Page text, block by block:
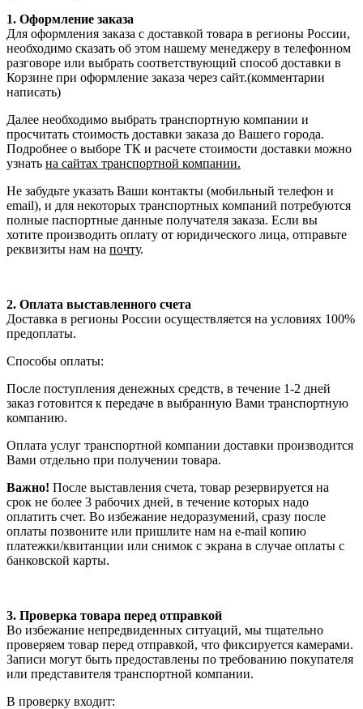
1. Оформление заказа
Для оформления заказа с доставкой товара в регионы России,
необходимо сказать об этом нашему менеджеру в телефонном
разговоре или выбрать соответствующий способ доставки в
Корзине при оформление заказа через сайт.(комментарии
написать)
Далее необходимо выбрать транспортную компании и
просчитать стоимость доставки заказа до Вашего города.
Подробнее о выборе ТК и расчете стоимости доставки можно
узнать на сайтах транспортной компании.
Не забудьте указать Ваши контакты (мобильный телефон и
email), и для некоторых транспортных компаний потребуются
полные паспортные данные получателя заказа. Если вы
хотите производить оплату от юридического лица, отправьте
реквизиты нам на почту.
2. Оплата выставленного счета
Доставка в регионы России осуществляется на условиях 100%
предоплаты.
Способы оплаты:
После поступления денежных средств, в течение 1-2 дней
заказ готовится к передаче в выбранную Вами транспортную
компанию.
Оплата услуг транспортной компании доставки производится
Вами отдельно при получении товара.
Важно! После выставления счета, товар резервируется на
срок не более 3 рабочих дней, в течение которых надо
оплатить счет. Во избежание недоразумений, сразу после
оплаты позвоните или пришлите нам на e-mail копию
платежки/квитанции или снимок с экрана в случае оплаты с
банковской карты.
3. Проверка товара перед отправкой
Во избежание непредвиденных ситуаций, мы тщательно
проверяем товар перед отправкой, что фиксируется камерами.
Записи могут быть предоставлены по требованию покупателя
или представителя транспортной компании.
В проверку входит: